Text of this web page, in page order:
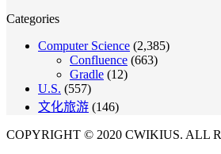
Categories
Computer Science (2,385)
Confluence (663)
Gradle (12)
U.S. (557)
文化旅游 (146)
COPYRIGHT © 2020 CWIKIUS. ALL